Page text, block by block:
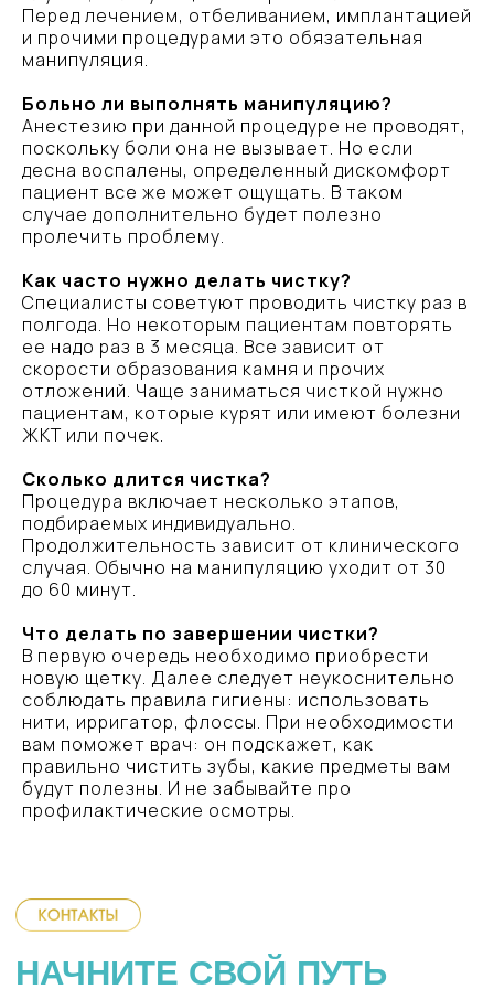
Перед лечением, отбеливанием, имплантацией
и прочими процедурами это обязательная
манипуляция.
Больно ли выполнять манипуляцию?
Анестезию при данной процедуре не проводят,
поскольку боли она не вызывает. Но если
десна воспалены, определенный дискомфорт
пациент все же может ощущать. В таком
случае дополнительно будет полезно
пролечить проблему.
Как часто нужно делать чистку?
Специалисты советуют проводить чистку раз в
полгода. Но некоторым пациентам повторять
ее надо раз в 3 месяца. Все зависит от
скорости образования камня и прочих
отложений. Чаще заниматься чисткой нужно
пациентам, которые курят или имеют болезни
ЖКТ или почек.
Сколько длится чистка?
Процедура включает несколько этапов,
подбираемых индивидуально.
Продолжительность зависит от клинического
случая. Обычно на манипуляцию уходит от 30
до 60 минут.
Что делать по завершении чистки?
В первую очередь необходимо приобрести
новую щетку. Далее следует неукоснительно
соблюдать правила гигиены: использовать
нити, ирригатор, флоссы. При необходимости
вам поможет врач: он подскажет, как
правильно чистить зубы, какие предметы вам
будут полезны. И не забывайте про
профилактические осмотры.
Телефон
+7 999 536-87-02
vesnastom@bk.ru
Адрес
СПб, Искровский пр. д. 32 к. 1 —
вход с улицы
ЗАПИСАТЬСЯ
Весна
Стоматологическая клиника в Санкт‑Петербурге